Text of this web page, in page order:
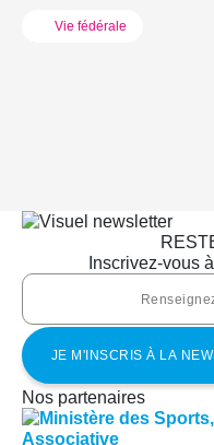
Vie fédérale
Inscrivez-vous
Nos partenaires